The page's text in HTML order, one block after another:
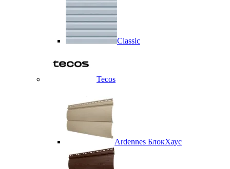
Classic
Tecos
Ardennes БлокХаус